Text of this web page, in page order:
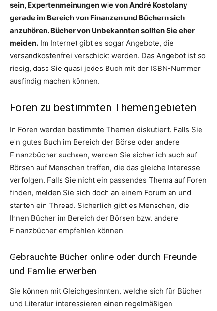
sein, Expertenmeinungen wie von André Kostolany
gerade im Bereich von Finanzen und Büchern sich
anzuhören. Bücher von Unbekannten sollten Sie eher
meiden. Im Internet gibt es sogar Angebote, die
versandkostenfrei verschickt werden. Das Angebot ist so
riesig, dass Sie quasi jedes Buch mit der ISBN-Nummer
ausfindig machen können.
Foren zu bestimmten Themengebieten
In Foren werden bestimmte Themen diskutiert. Falls Sie
ein gutes Buch im Bereich der Börse oder andere
Finanzbücher suchsen, werden Sie sicherlich auch auf
Börsen auf Menschen treffen, die das gleiche Interesse
verfolgen. Falls Sie nicht ein passendes Thema auf Foren
finden, melden Sie sich doch an einem Forum an und
starten ein Thread. Sicherlich gibt es Menschen, die
Ihnen Bücher im Bereich der Börsen bzw. andere
Finanzbücher empfehlen können.
Gebrauchte Bücher online oder durch Freunde
und Familie erwerben
Sie können mit Gleichgesinnten, welche sich für Bücher
und Literatur interessieren einen regelmäßigen